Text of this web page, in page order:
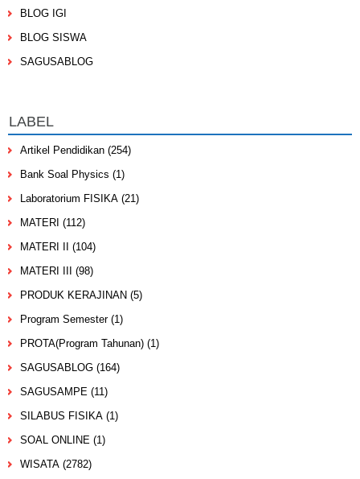
BLOG IGI
BLOG SISWA
SAGUSABLOG
LABEL
Artikel Pendidikan (254)
Bank Soal Physics (1)
Laboratorium FISIKA (21)
MATERI (112)
MATERI II
(104)
MATERI III
(98)
PRODUK KERAJINAN (5)
Program Semester (1)
PROTA(Program Tahunan) (1)
SAGUSABLOG (164)
SAGUSAMPE (11)
SILABUS FISIKA (1)
SOAL ONLINE (1)
WISATA (2782)